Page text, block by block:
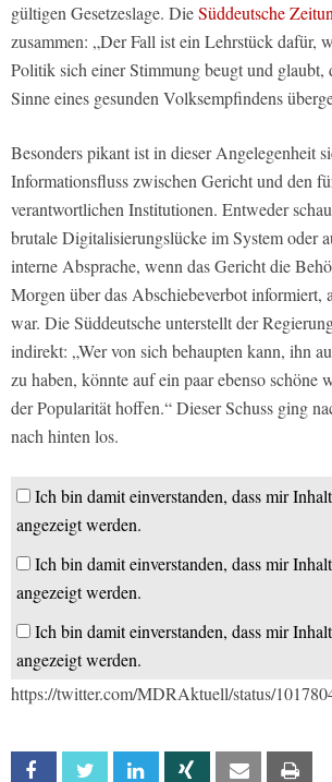
gültigen Gesetzeslage. DieSüddeutsche
zusammen: „Der Fall ist ein Lehrstück dafür,
Politik sich einer Stimmung beugt und glaubt,
Sinne eines gesunden Volksempfindens
Besonders pikant ist in dieser Angelegenheit
Informationsfluss zwischen Gericht und den
verantwortlichen Institutionen. Entweder
brutale Digitalisierungslücke im System oder
interne Absprache, wenn das Gericht die
Morgen über das Abschiebeverbot informiert,
war. Die Süddeutsche unterstellt der
indirekt: „Wer von sich behaupten kann, ihn
zu haben, könnte auf ein paar ebenso schöne
der Popularität hoffen.“ Dieser Schuss ging
nach hinten los.
Ich bin damit einverstanden, dass mir
angezeigt werden.
Ich bin damit einverstanden, dass mir
angezeigt werden.
Ich bin damit einverstanden, dass mir
angezeigt werden.
https://twitter.com/MDRAktuell/status/
Facebook Twitter Linkedin Xing Email